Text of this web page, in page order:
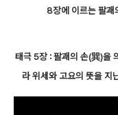
8장에 이르는 팔괘
태극 5장 : 팔괘의 손(巽)을
라 위세와 고요의 뜻을 지